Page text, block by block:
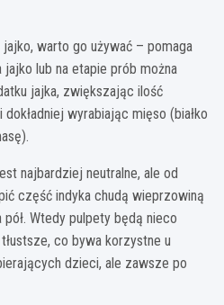
warto go używać – pomaga
lub na etapie prób można
jajka, zwiększając ilość
wyrabiając mięso (białko
najbardziej neutralne, ale od
część indyka chudą wieprzowiną
Wtedy pulpety będą nieco
co bywa korzystne u
dzieci, ale zawsze po